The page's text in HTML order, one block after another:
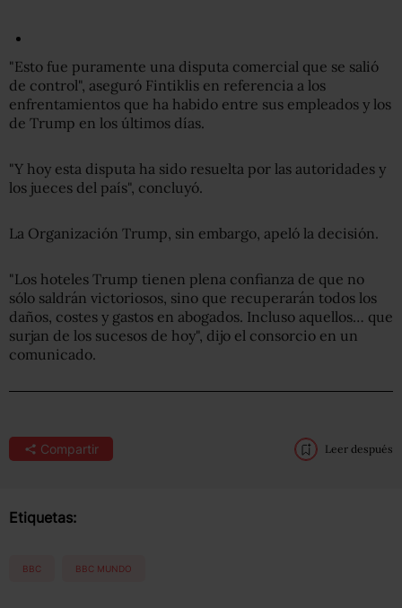
"Esto fue puramente una disputa comercial que se salió
de control", aseguró Fintiklis en referencia a los
enfrentamientos que ha habido entre sus empleados y los
de Trump en los últimos días.
"Y hoy esta disputa ha sido resuelta por las autoridades y
los jueces del país", concluyó.
La Organización Trump, sin embargo, apeló la decisión.
"Los hoteles Trump tienen plena confianza de que no
sólo saldrán victoriosos, sino que recuperarán todos los
daños, costes y gastos en abogados. Incluso aquellos… que
surjan de los sucesos de hoy", dijo el consorcio en un
comunicado.
Compartir Leer después
Etiquetas:
BBC BBC MUNDO